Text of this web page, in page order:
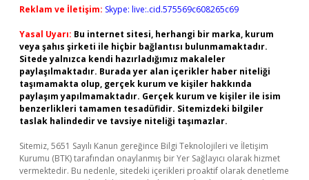
Reklam ve İletişim: Skype: live:.cid.575569c608265c69
Yasal Uyarı: Bu internet sitesi, herhangi bir marka, kurum
veya şahıs şirketi ile hiçbir bağlantısı bulunmamaktadır.
Sitede yalnızca kendi hazırladığımız makaleler
paylaşılmaktadır. Burada yer alan içerikler haber niteliği
taşımamakta olup, gerçek kurum ve kişiler hakkında
paylaşım yapılmamaktadır. Gerçek kurum ve kişiler ile isim
benzerlikleri tamamen tesadüfidir. Sitemizdeki bilgiler
taslak halindedir ve tavsiye niteliği taşımazlar.
Sitemiz, 5651 Sayılı Kanun gereğince Bilgi Teknolojileri ve İletişim
Kurumu (BTK) tarafından onaylanmış bir Yer Sağlayıcı olarak hizmet
vermektedir. Bu nedenle, sitedeki içerikleri proaktif olarak denetleme